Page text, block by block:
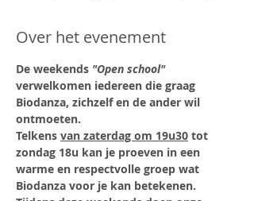
Over het evenement
De weekends "Open school"
verwelkomen iedereen die graag
Biodanza, zichzelf en de ander wil
ontmoeten.
Telkens van zaterdag om 19u30 tot
zondag 18u kan je proeven in een
warme en respectvolle groep wat
Biodanza voor je kan betekenen.